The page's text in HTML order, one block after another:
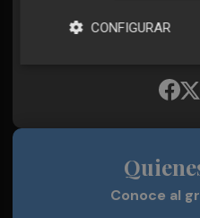
Conoce al
CONFIGURAR